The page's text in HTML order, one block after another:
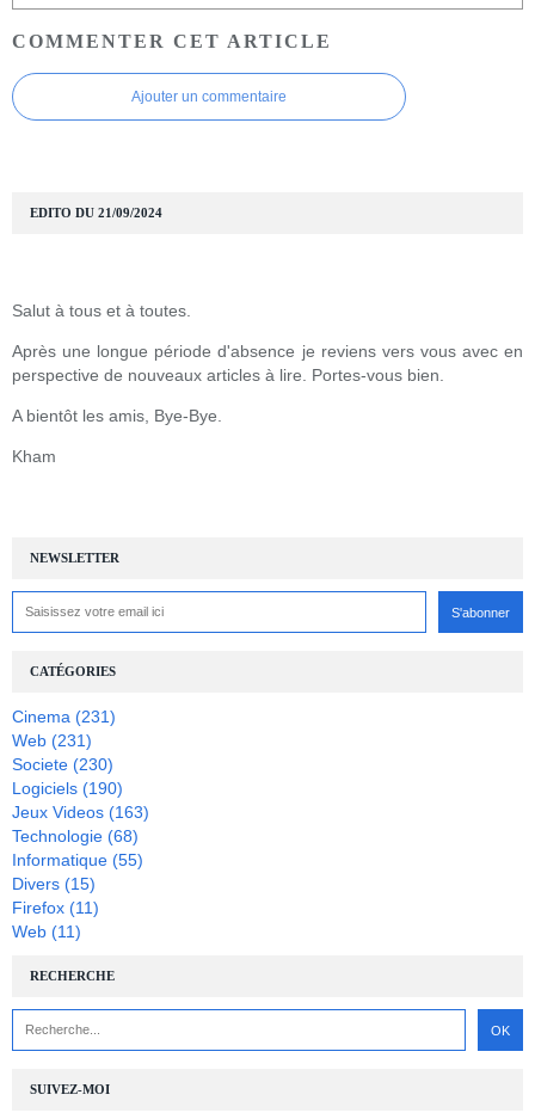
COMMENTER CET ARTICLE
Ajouter un commentaire
NEWSLETTER
SUIVEZ-MOI
RECHERCHE
CATÉGORIES
Cinema (231)
Web (231)
Societe (230)
Logiciels (190)
Jeux Videos (163)
Technologie (68)
Informatique (55)
Divers (15)
Firefox (11)
Web (11)
EDITO DU 21/09/2024
Salut à tous et à toutes.
Après une longue période d'absence je reviens vers vous avec en
perspective de nouveaux articles à lire. Portes-vous bien.
A bientôt les amis, Bye-Bye.
Kham